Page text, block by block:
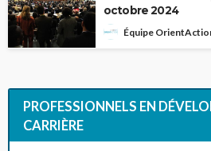
octobre 2024
Équipe
PROFESSIONNELS EN
CARRIÈRE